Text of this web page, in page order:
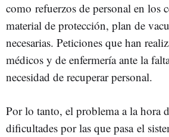
como refuerzos de personal en los
material de protección, plan de
necesarias. Peticiones que han
médicos y de enfermería ante la
necesidad de recuperar personal.
Por lo tanto, el problema a la hora
dificultades por las que pasa el